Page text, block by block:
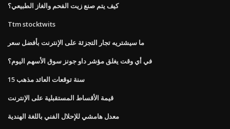
كيف يتم صنع زيت الفحم والغاز الطبيعي؟
Ttm stocktwits
ما سيشتريه تجار التجزئة على الإنترنت بأفضل سعر
في أي وقت يغلق مؤشر داو جونز سوق الأسهم اليوم؟
15 سنة توقعات العائد مذهب
قيمة الأقساط المستقبلية على الإنترنت
معدل هامشي للإحلال الفني باللغة الهندية